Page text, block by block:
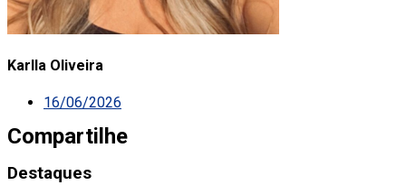
Karlla Oliveira
16/06/2026
Compartilhe
Destaques